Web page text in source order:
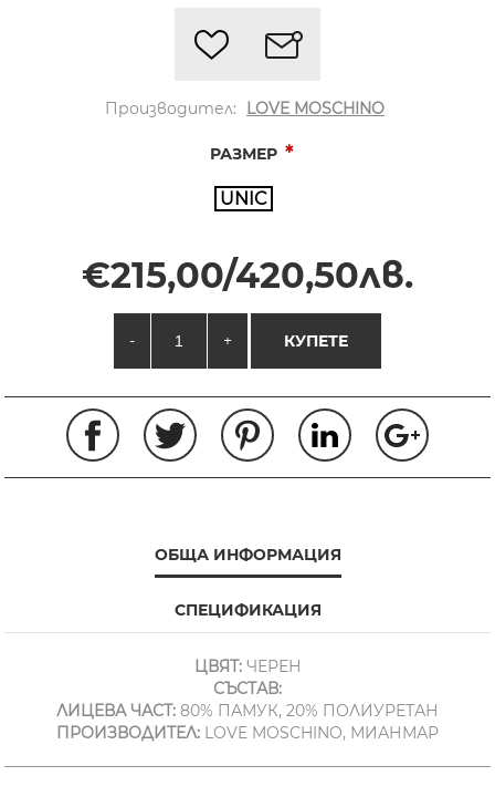
Производител: LOVE MOSCHINO
РАЗМЕР *
UNIC
€215,00/420,50лв.
- + КУПЕТЕ
ОБЩА ИНФОРМАЦИЯ
СПЕЦИФИКАЦИЯ
ЦВЯТ:ЧЕРЕН
СЪСТАВ:
ЛИЦЕВА ЧАСТ: 80% ПАМУК, 20% ПОЛИУРЕТАН
ПРОИЗВОДИТЕЛ: LOVE MOSCHINO, МИАНМАР